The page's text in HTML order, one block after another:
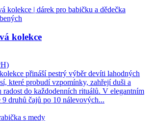
kolekce
přináší pestrý výběr devíti lahodných
které probudí vzpomínky, zahřejí duši a
radost do každodenních rituálů. V elegantním
9 druhů čajů po 10 nálevových...